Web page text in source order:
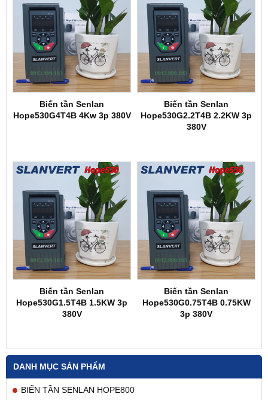
DANH MỤC SẢN PHẨM
BIẾN TẦN SENLAN HOPE800
Biến tần Senlan
Hope530G4T4B 4Kw 3p 380V
Biến tần Senlan
Hope530G2.2T4B 2.2KW 3p
380V
Biến tần Senlan
Hope530G1.5T4B 1.5KW 3p
380V
Biến tần Senlan
Hope530G0.75T4B 0.75KW
3p 380V